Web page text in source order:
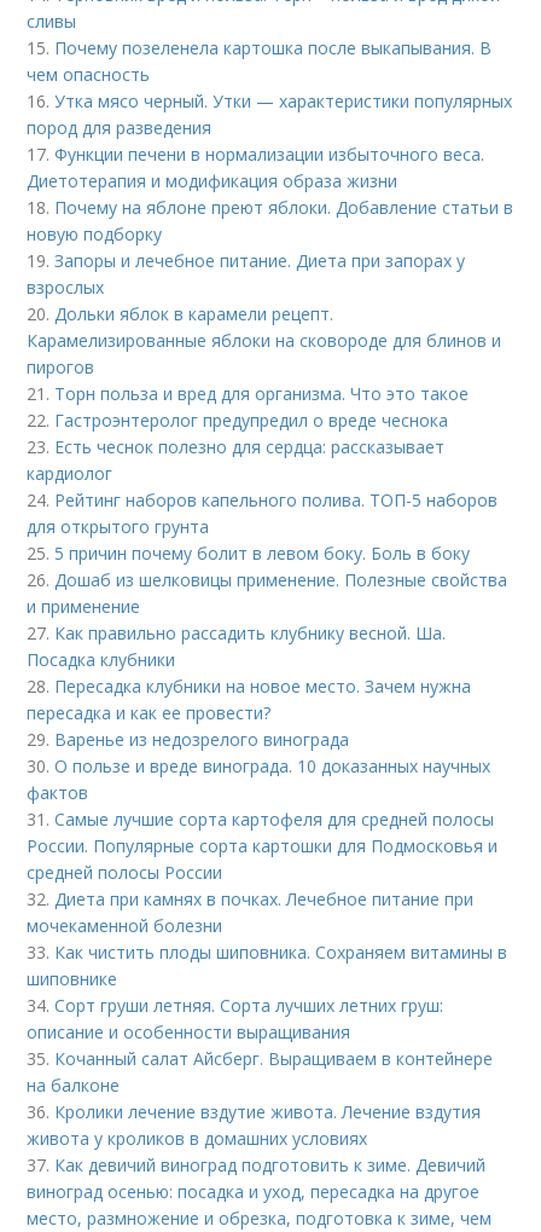
сливы
15. Почему позеленела картошка после выкапывания. В
чем опасность
16.Утка мясо черный. Утки — характеристики популярных
пород для разведения
17.Функции печени в нормализации избыточного веса.
Диетотерапия и модификация образа жизни
18. Почему на яблоне преют яблоки. Добавление статьи в
новую подборку
19.Запоры и лечебное питание. Диета при запорах у
взрослых
20.Дольки яблок в карамели рецепт.
Карамелизированные яблоки на сковороде для блинов и
пирогов
21. Торн польза и вред для организма. Что это такое
22. Гастроэнтеролог предупредил о вреде чеснока
23. Есть чеснок полезно для сердца: рассказывает
кардиолог
24. Рейтинг наборов капельного полива. ТОП-5 наборов
для открытого грунта
25. 5 причин почему болит в левом боку. Боль в боку
26.Дошаб из шелковицы применение. Полезные свойства
и применение
27. Как правильно рассадить клубнику весной. Ша.
Посадка клубники
28. Пересадка клубники на новое место. Зачем нужна
пересадка и как ее провести?
29. Варенье из недозрелого винограда
30.О пользе и вреде винограда. 10 доказанных научных
фактов
31.Самые лучшие сорта картофеля для средней полосы
России. Популярные сорта картошки для Подмосковья и
средней полосы России
32.Диета при камнях в почках. Лечебное питание при
мочекаменной болезни
33. Как чистить плоды шиповника. Сохраняем витамины в
шиповнике
34.Сорт груши летняя. Сорта лучших летних груш:
описание и особенности выращивания
35. Кочанный салат Айсберг. Выращиваем в контейнере
на балконе
36. Кролики лечение вздутие живота. Лечение вздутия
живота у кроликов в домашних условиях
37. Как девичий виноград подготовить к зиме. Девичий
виноград осенью: посадка и уход, пересадка на другое
место, размножение и обрезка, подготовка к зиме, чем